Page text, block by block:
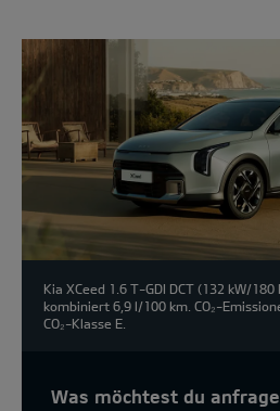
Modell
wählen:
Kia XCeed 1.6 T-GDI DCT (132 kW/
kombiniert 6,9 l/100 km. CO₂-
CO₂-Klasse E.
Was möchtest du